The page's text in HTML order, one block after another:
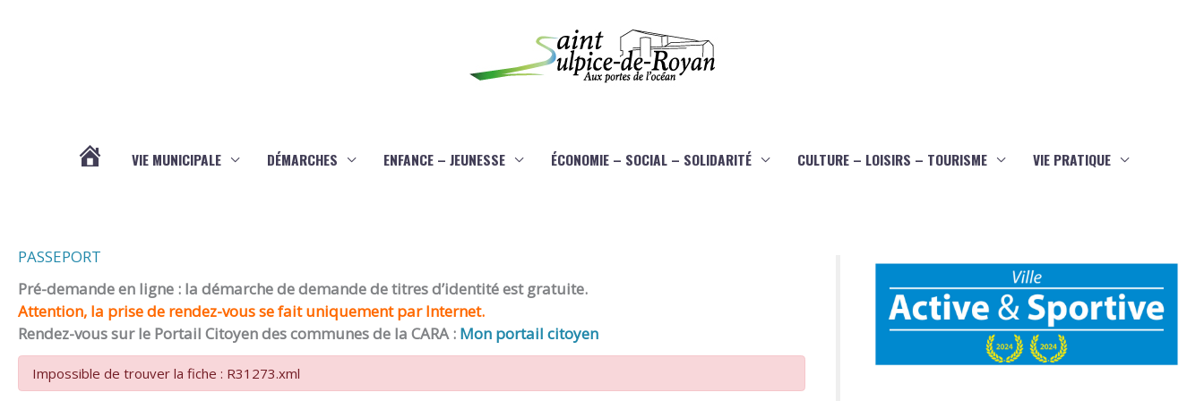
VIE MUNICIPALE DÉMARCHES ENFANCE – JEUNESSE ÉCONOMIE – SOCIAL – SOLIDARITÉ CULTURE – LOISIRS – TOURISME VIE PRATIQUE
PASSEPORT
Pré-demande en ligne : la démarche de demande de titres d’identité est gratuite.
Attention, la prise de rendez-vous se fait uniquement par Internet.
Rendez-vous sur le Portail Citoyen des communes de la CARA : Mon portail citoyen
Impossible de trouver la fiche : R31273.xml